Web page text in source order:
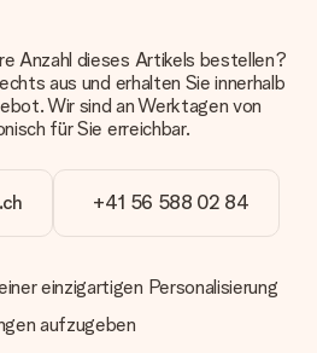
bestellt wird, wird als Paket oder
kontaktiere bitte unseren
bezahlen?
an: Vorauskasse
Sofortüberweisung, Paypal,
über Klarna. Bei einer
Anzahl dieses Artikels bestellen?
aus und erhalten Sie innerhalb
Wir sind an Werktagen von
für Sie erreichbar.
+41 56 588 02 84
einzigartigen Personalisierung
aufzugeben